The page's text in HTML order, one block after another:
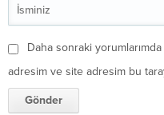
Daha sonraki yorumlarımda
adresim ve site adresim bu